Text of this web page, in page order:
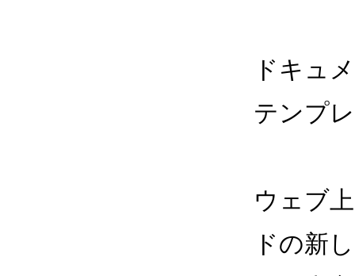
ドキュ
テンプ
ウェブ
ドの新